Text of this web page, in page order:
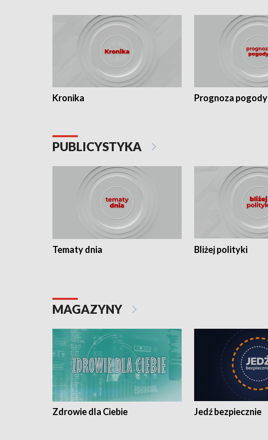
Kronika Prognoza pogody
PUBLICYSTYKA
Tematy dnia Bliżej polityki
MAGAZYNY
Zdrowie dla Ciebie Jedź bezpiecznie